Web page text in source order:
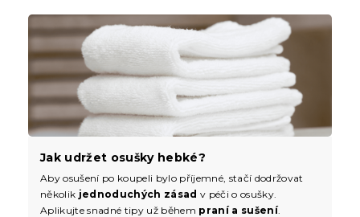
Jak udržet osušky hebké?
Aby osušení po koupeli bylo příjemné, stačí dodržovat
několik jednoduchých zásad v péči o osušky.
Aplikujte snadné tipy už během praní a sušení.